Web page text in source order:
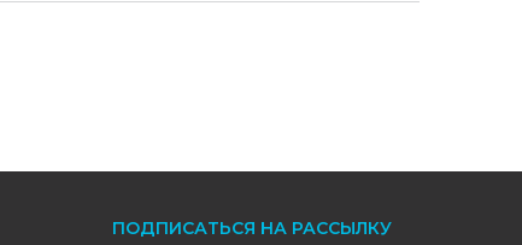
ПОДПИСАТЬСЯ НА РАССЫЛКУ